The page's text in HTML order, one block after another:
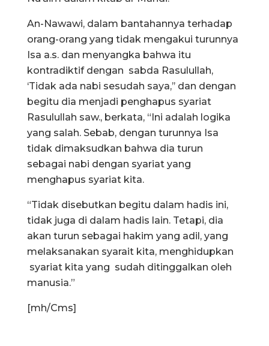
An-Nawawi, dalam bantahannya terhadap
orang-orang yang tidak mengakui turunnya
Isa a.s. dan menyangka bahwa itu
kontradiktif dengan sabda Rasulullah,
‘Tidak ada nabi sesudah saya,’’ dan dengan
begitu dia menjadi penghapus syariat
Rasulullah saw., berkata, “Ini adalah logika
yang salah. Sebab, dengan turunnya Isa
tidak dimaksudkan bahwa dia turun
sebagai nabi dengan syariat yang
menghapus syariat kita.
“Tidak disebutkan begitu dalam hadis ini,
tidak juga di dalam hadis lain. Tetapi, dia
akan turun sebagai hakim yang adil, yang
melaksanakan syarait kita, menghidupkan
syariat kita yang sudah ditinggalkan oleh
manusia.”
[mh/Cms]